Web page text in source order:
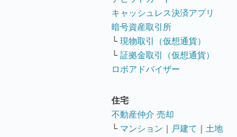
キャッシュレス決済アプリ
暗号資産取引所
└ 現物取引（仮想通貨）
└ 証拠金取引（仮想通貨）
ロボアドバイザー
住宅
不動産仲介 売却
└ マンション ｜ 戸建て ｜ 土地